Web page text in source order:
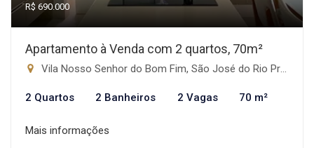
R$ 690.000
Apartamento à Venda com 2 quartos, 70m²
Vila Nosso Senhor do Bom Fim, São José do Rio Preto-SP
2 Quartos 2 Banheiros 2 Vagas 70 m²
Mais informações